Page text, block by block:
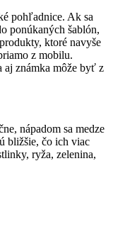
pohľadnice. Ak sa
ponúkaných šablón,
ktoré navyše
z mobilu.
aj známka môže byť z
nápadom sa medze
bližšie, čo ich viac
ryža, zelenina,